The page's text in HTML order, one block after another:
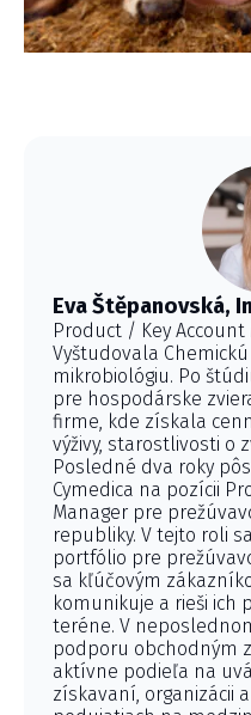
Eva Štěpanovská,
Product / Key Account
Vyštudovala
mikrobiológiu. Po
pre hospodárske
firme, kde získala
výživy, starostlivosti o
Posledné dva roky
Cymedica na pozícii
Manager pre
republiky. V tejto roli
portfólio pre
sa kľúčovým
komunikuje a rieši ich
teréne. V
podporu obchodným
aktívne podieľa na
získavaní, organizácii